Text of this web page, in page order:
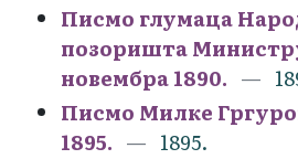
Писмо глумаца
позоришта
новембра 1890.
Писмо Милке
1895.
1895.